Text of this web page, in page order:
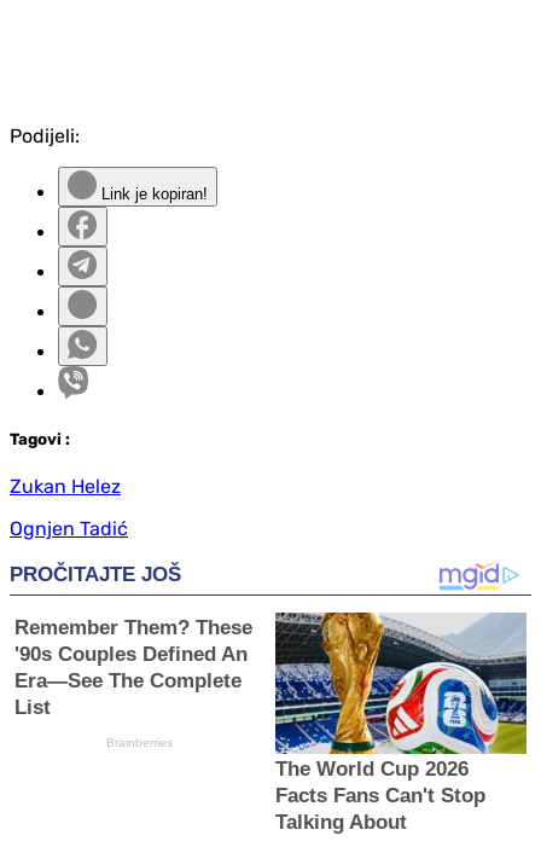
Podijeli:
Link je kopiran!
Tagovi :
Zukan Helez
Ognjen Tadić